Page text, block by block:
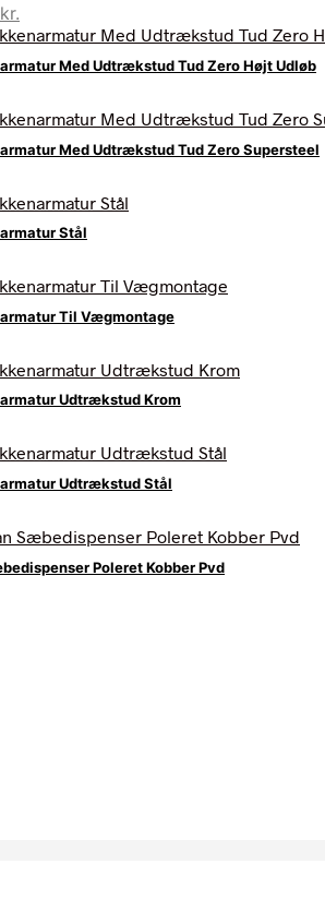
kr.
aktuelle
pris
er:
Med Udtrækstud Tud Zero Højt Udløb
Med Udtrækstud Tud Zero Supersteel
Stål
Til Vægmontage
Udtrækstud Krom
Udtrækstud Stål
Poleret Kobber Pvd